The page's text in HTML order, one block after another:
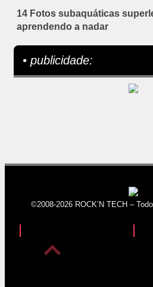
14 Fotos subaquáticas
aprendendo a nadar
• publicidade:
©2008-2026 ROCK’N TECH –